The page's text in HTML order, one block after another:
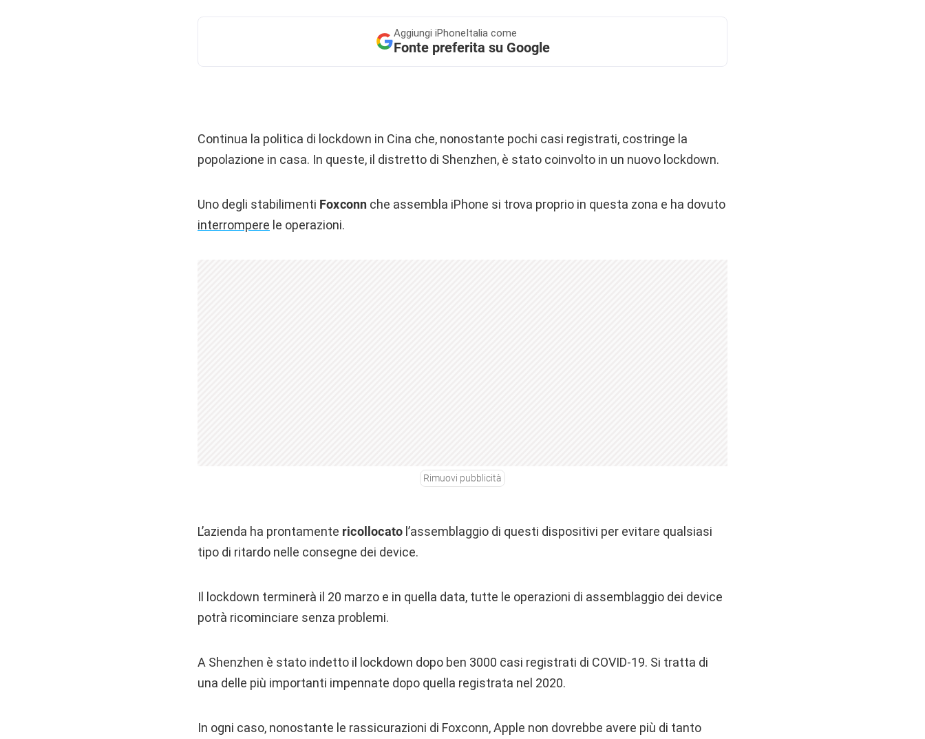
Aggiungi iPhoneItalia come
Fonte preferita su Google
Continua la politica di lockdown in Cina che, nonostante pochi casi registrati, costringe la
popolazione in casa. In queste, il distretto di Shenzhen, è stato coinvolto in un nuovo lockdown.
Uno degli stabilimenti Foxconn che assembla iPhone si trova proprio in questa zona e ha dovuto
interrompere le operazioni.
Rimuovi pubblicità
L’azienda ha prontamente ricollocato l’assemblaggio di questi dispositivi per evitare qualsiasi
tipo di ritardo nelle consegne dei device.
Il lockdown terminerà il 20 marzo e in quella data, tutte le operazioni di assemblaggio dei device
potrà ricominciare senza problemi.
A Shenzhen è stato indetto il lockdown dopo ben 3000 casi registrati di COVID-19. Si tratta di
una delle più importanti impennate dopo quella registrata nel 2020.
In ogni caso, nonostante le rassicurazioni di Foxconn, Apple non dovrebbe avere più di tanto